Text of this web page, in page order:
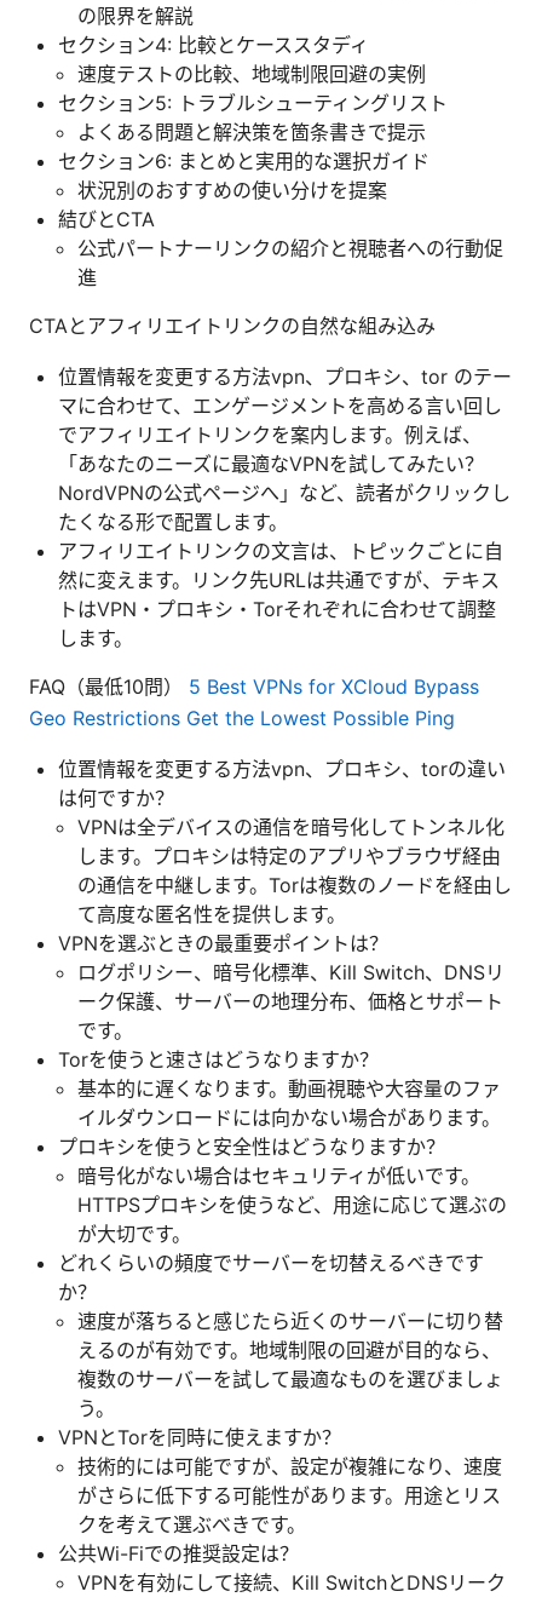
の限界を解説
セクション4: 比較とケーススタディ
速度テストの比較、地域制限回避の実例
セクション5: トラブルシューティングリスト
よくある問題と解決策を箇条書きで提示
セクション6: まとめと実用的な選択ガイド
状況別のおすすめの使い分けを提案
結びとCTA
公式パートナーリンクの紹介と視聴者への行動促
進
CTAとアフィリエイトリンクの自然な組み込み
位置情報を変更する方法vpn、プロキシ、tor のテー
マに合わせて、エンゲージメントを高める言い回し
でアフィリエイトリンクを案内します。例えば、
「あなたのニーズに最適なVPNを試してみたい？
NordVPNの公式ページへ」など、読者がクリックし
たくなる形で配置します。
アフィリエイトリンクの文言は、トピックごとに自
然に変えます。リンク先URLは共通ですが、テキス
トはVPN・プロキシ・Torそれぞれに合わせて調整
します。
FAQ（最低10問） 5 Best VPNs for XCloud Bypass
Geo Restrictions Get the Lowest Possible Ping
位置情報を変更する方法vpn、プロキシ、torの違い
は何ですか？
VPNは全デバイスの通信を暗号化してトンネル化
します。プロキシは特定のアプリやブラウザ経由
の通信を中継します。Torは複数のノードを経由し
て高度な匿名性を提供します。
VPNを選ぶときの最重要ポイントは？
ログポリシー、暗号化標準、Kill Switch、DNSリ
ーク保護、サーバーの地理分布、価格とサポート
です。
Torを使うと速さはどうなりますか？
基本的に遅くなります。動画視聴や大容量のファ
イルダウンロードには向かない場合があります。
プロキシを使うと安全性はどうなりますか？
暗号化がない場合はセキュリティが低いです。
HTTPSプロキシを使うなど、用途に応じて選ぶの
が大切です。
どれくらいの頻度でサーバーを切替えるべきです
か？
速度が落ちると感じたら近くのサーバーに切り替
えるのが有効です。地域制限の回避が目的なら、
複数のサーバーを試して最適なものを選びましょ
う。
VPNとTorを同時に使えますか？
技術的には可能ですが、設定が複雑になり、速度
がさらに低下する可能性があります。用途とリス
クを考えて選ぶべきです。
公共Wi-Fiでの推奨設定は？
VPNを有効にして接続、Kill SwitchとDNSリーク